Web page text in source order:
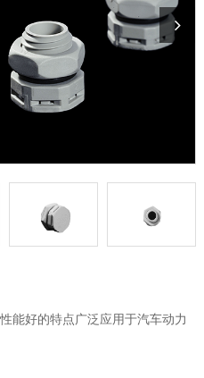
能好的特点广泛应用于汽车动力